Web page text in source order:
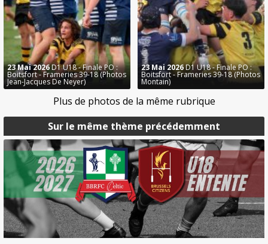
Sur le même thème précédemment
23 Mai 2026D1 U18 - Finale PO :
Boitsfort - Frameries 39-18 (Photos
Jean-Jacques De Neyer)
23 Mai 2026D1 U18 - Finale PO :
Boitsfort - Frameries 39-18 (Photos
Montain)
Plus de photos de la même rubrique